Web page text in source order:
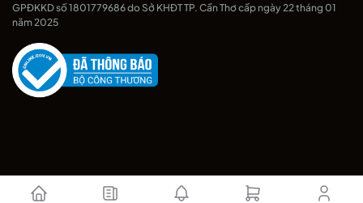
GPĐKKD số 1801779686 do Sở KHĐT TP. Cần Thơ cấp ngày 22 tháng 01
năm 2025